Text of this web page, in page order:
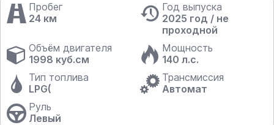
Пробег
24 км
Год выпуска
2025 год / не
проходной
Объём двигателя
1998 куб.см
Мощность
140 л.с.
Тип топлива
LPG(
Трансмиссия
Автомат
Руль
Левый